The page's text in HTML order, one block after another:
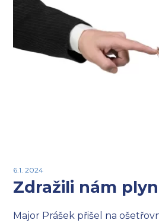
6.1. 2024
Zdražili nám
Major Prášek přišel na